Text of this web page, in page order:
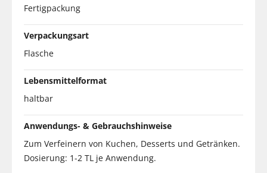
Fertigpackung
Verpackungsart
Flasche
Lebensmittelformat
haltbar
Anwendungs- & Gebrauchshinweise
Zum Verfeinern von Kuchen, Desserts und Getränken.
Dosierung: 1-2 TL je Anwendung.